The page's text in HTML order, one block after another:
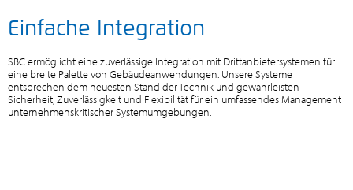
Einfache Integration
SBC ermöglicht eine zuverlässige Integration mit Drittanbietersystemen für
eine breite Palette von Gebäudeanwendungen. Unsere Systeme
entsprechen dem neuesten Stand der Technik und gewährleisten
Sicherheit, Zuverlässigkeit und Flexibilität für ein umfassendes Management
unternehmenskritischer Systemumgebungen.